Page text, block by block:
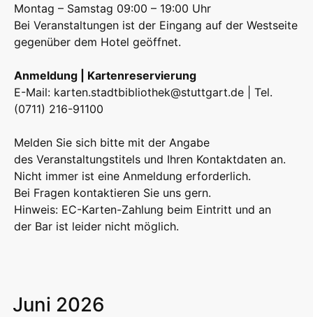
Montag – Samstag 09:00 – 19:00 Uhr
Bei Veranstaltungen ist der Eingang auf der Westseite
gegenüber dem Hotel geöffnet.
Anmeldung | Kartenreservierung
E-Mail: karten.stadtbibliothek@stuttgart.de | Tel.
(0711) 216-91100
Melden Sie sich bitte mit der Angabe
des Veranstaltungstitels und Ihren Kontaktdaten an.
Nicht immer ist eine Anmeldung erforderlich.
Bei Fragen kontaktieren Sie uns gern.
Hinweis: EC-Karten-Zahlung beim Eintritt und an
der Bar ist leider nicht möglich.
Juni 2026